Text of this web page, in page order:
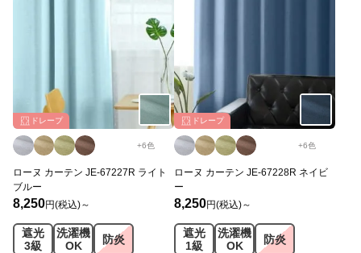
ドレープ
+6色
ローヌ カーテン JE-67227R ライト
ブルー
8,250円(税込)～
遮光
3級
洗濯機
OK
防炎
ドレープ
+6色
ローヌ カーテン JE-67228R ネイビ
ー
8,250円(税込)～
遮光
1級
洗濯機
OK
防炎